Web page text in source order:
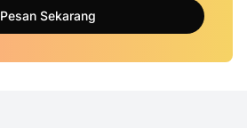
Pesan Sekarang